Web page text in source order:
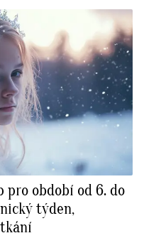
pro období od 6. do
týden,